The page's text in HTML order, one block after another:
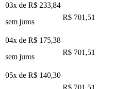
03x de R$ 233,84
sem juros
R$ 701,51
04x de R$ 175,38
sem juros
R$ 701,51
05x de R$ 140,30
R$ 701,51